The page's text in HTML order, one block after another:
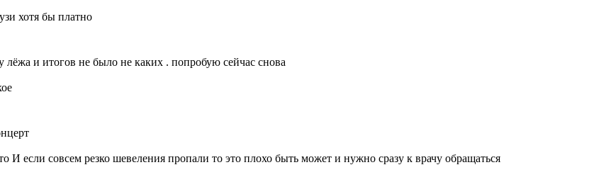
хотя бы платно
лёжа и итогов не было не каких . попробую сейчас снова
И если совсем резко шевеления пропали то это плохо быть может и нужно сразу к врачу обращаться